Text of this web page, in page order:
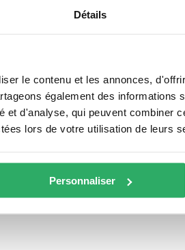
Détails
le contenu et les annonces,
également des informations
et d'analyse, qui peuvent combiner
lors de votre utilisation de leurs
Personnaliser
par la garantie commerciale.
en revanche celle-ci
internet backtomac.fr.